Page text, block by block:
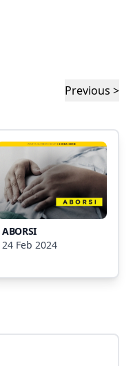
Previous >
ABORSI
24 Feb 2024